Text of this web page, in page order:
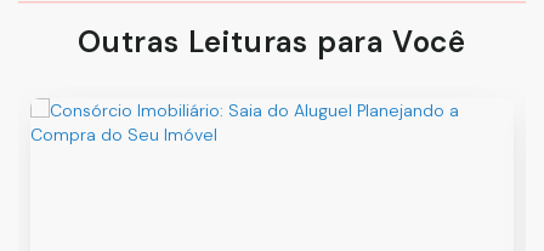
Outras Leituras para Você